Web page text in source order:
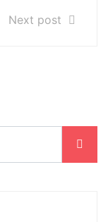
Next post